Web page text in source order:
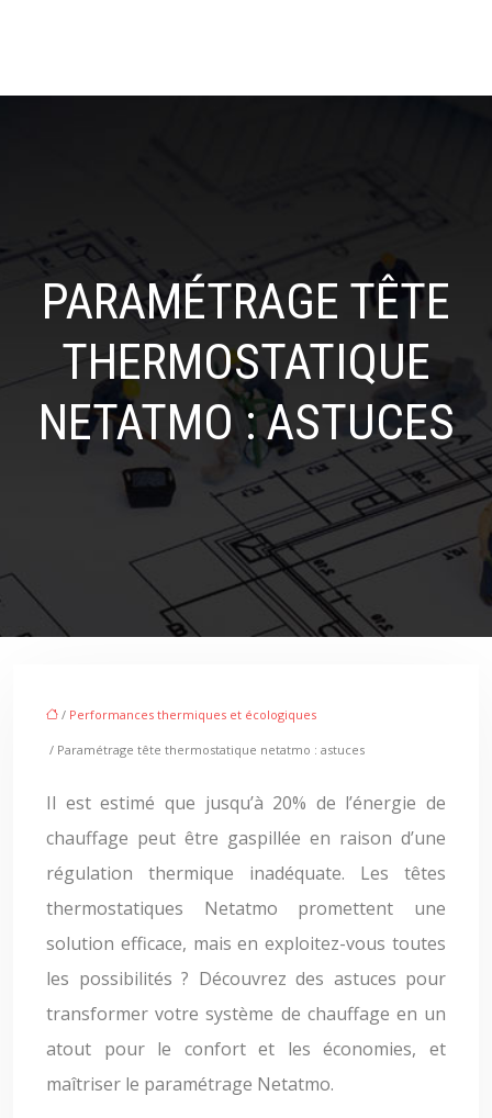
PARAMÉTRAGE TÊTE
THERMOSTATIQUE
NETATMO : ASTUCES
/ Performances thermiques et écologiques
/ Paramétrage tête thermostatique netatmo : astuces
Il est estimé que jusqu’à 20% de l’énergie de
chauffage peut être gaspillée en raison d’une
régulation thermique inadéquate. Les têtes
thermostatiques Netatmo promettent une
solution efficace, mais en exploitez-vous toutes
les possibilités ? Découvrez des astuces pour
transformer votre système de chauffage en un
atout pour le confort et les économies, et
maîtriser le paramétrage Netatmo.